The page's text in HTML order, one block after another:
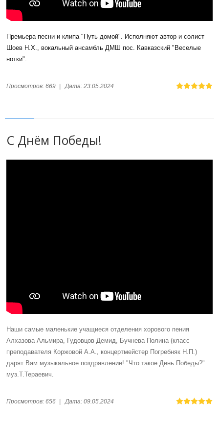
Премьера песни и клипа "Путь домой". Исполняют автор и солист
Шоев Н.Х., вокальный ансамбль ДМШ пос. Кавказский "Веселые
нотки".
Просмотров: 669 Дата: 23.05.2024
С Днём Победы!
Наши самые маленькие учащиеся отделения хорового пения
Алхазова Альмира, Гудовцов Демид, Бучнева Полина (класс
преподавателя Коржовой А.А., концертмейстер Погребняк Н.П.)
дарят Вам музыкальное поздравление! "Что такое День Победы?"
муз.Т.Тераевич.
Просмотров: 656 Дата: 09.05.2024